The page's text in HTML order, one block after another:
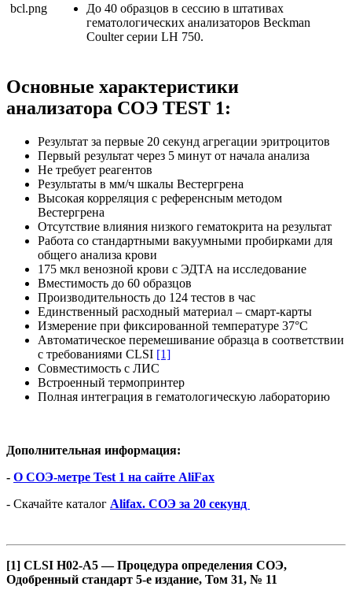
До 40 образцов в сессию в штативах
гематологических анализаторов Beckman
Coulter серии LH 750.
Основные характеристики
анализатора СОЭ TEST 1:
Результат за первые 20 секунд агрегации эритроцитов
Первый результат через 5 минут от начала анализа
Не требует реагентов
Результаты в мм/ч шкалы Вестергрена
Высокая корреляция с референсным методом
Вестергрена
Отсутствие влияния низкого гематокрита на результат
Работа со стандартными вакуумными пробирками для
общего анализа крови
175 мкл венозной крови с ЭДТА на исследование
Вместимость до 60 образцов
Производительность до 124 тестов в час
Единственный расходный материал – смарт-карты
Измерение при фиксированной температуре 37°C
Автоматическое перемешивание образца в соответствии
с требованиями CLSI [1]
Совместимость с ЛИС
Встроенный термопринтер
Полная интеграция в гематологическую лабораторию
Дополнительная информация:
- О СОЭ-метре Test 1 на сайте AliFax
- Скачайте каталог Alifax. СОЭ за 20 секунд
[1] CLSI H02-A5 — Процедура определения СОЭ,
Одобренный стандарт 5-е издание, Том 31, № 11